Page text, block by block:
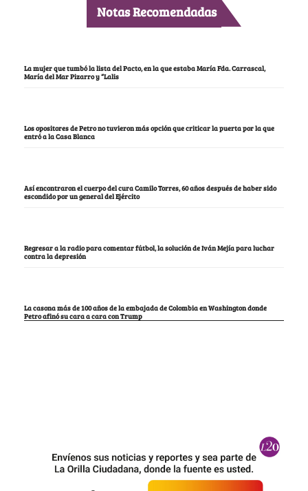
Notas Recomendadas
La mujer que tumbó la lista del Pacto, en la que estaba María Fda. Carrascal,
María del Mar Pizarro y “Lalis
Los opositores de Petro no tuvieron más opción que criticar la puerta por la que
entró a la Casa Blanca
Así encontraron el cuerpo del cura Camilo Torres, 60 años después de haber sido
escondido por un general del Ejército
Regresar a la radio para comentar fútbol, la solución de Iván Mejía para luchar
contra la depresión
La casona más de 100 años de la embajada de Colombia en Washington donde
Petro afinó su cara a cara con Trump